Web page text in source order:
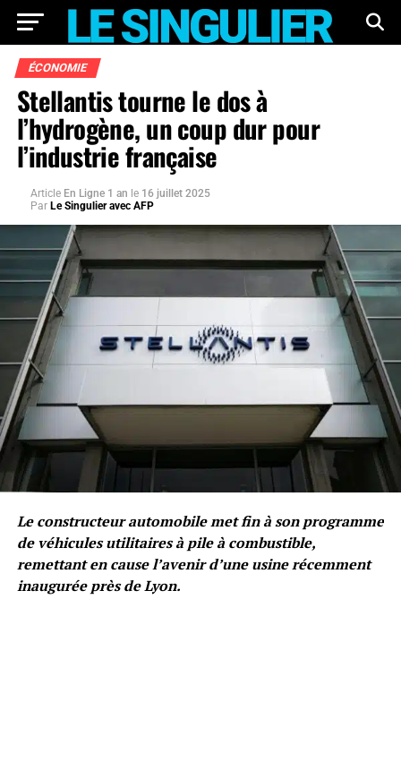
ÉCONOMIE
Stellantis tourne le dos à
l’hydrogène, un coup dur pour
l’industrie française
Article En Ligne 1 an le 16 juillet 2025
Par Le Singulier avec AFP
Le constructeur automobile met fin à son programme
de véhicules utilitaires à pile à combustible,
remettant en cause l’avenir d’une usine récemment
inaugurée près de Lyon.